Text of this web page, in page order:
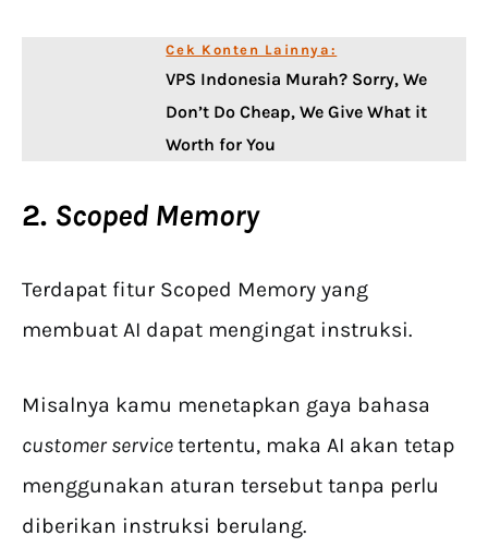
Cek Konten Lainnya:
VPS Indonesia Murah? Sorry, We
Don’t Do Cheap, We Give What it
Worth for You
2. Scoped Memory
Terdapat fitur Scoped Memory yang
membuat AI dapat mengingat instruksi.
Misalnya kamu menetapkan gaya bahasa
customer servicetertentu, maka AI akan tetap
menggunakan aturan tersebut tanpa perlu
diberikan instruksi berulang.